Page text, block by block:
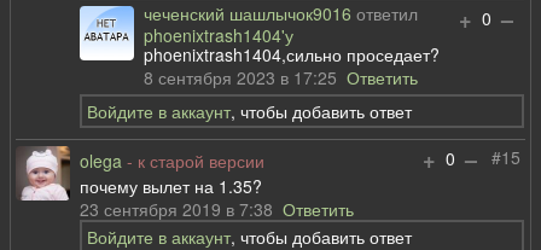
+ 0 –
чеченский шашлычок9016 ответил
phoenixtrash1404'у
phoenixtrash1404,сильно проседает?
8 сентября 2023 в 17:25Ответить
Войдите в аккаунт, чтобы добавить ответ
#15
+ 0 –
olega - к старой версии
почему вылет на 1.35?
23 сентября 2019 в 7:38Ответить
Войдите в аккаунт, чтобы добавить ответ